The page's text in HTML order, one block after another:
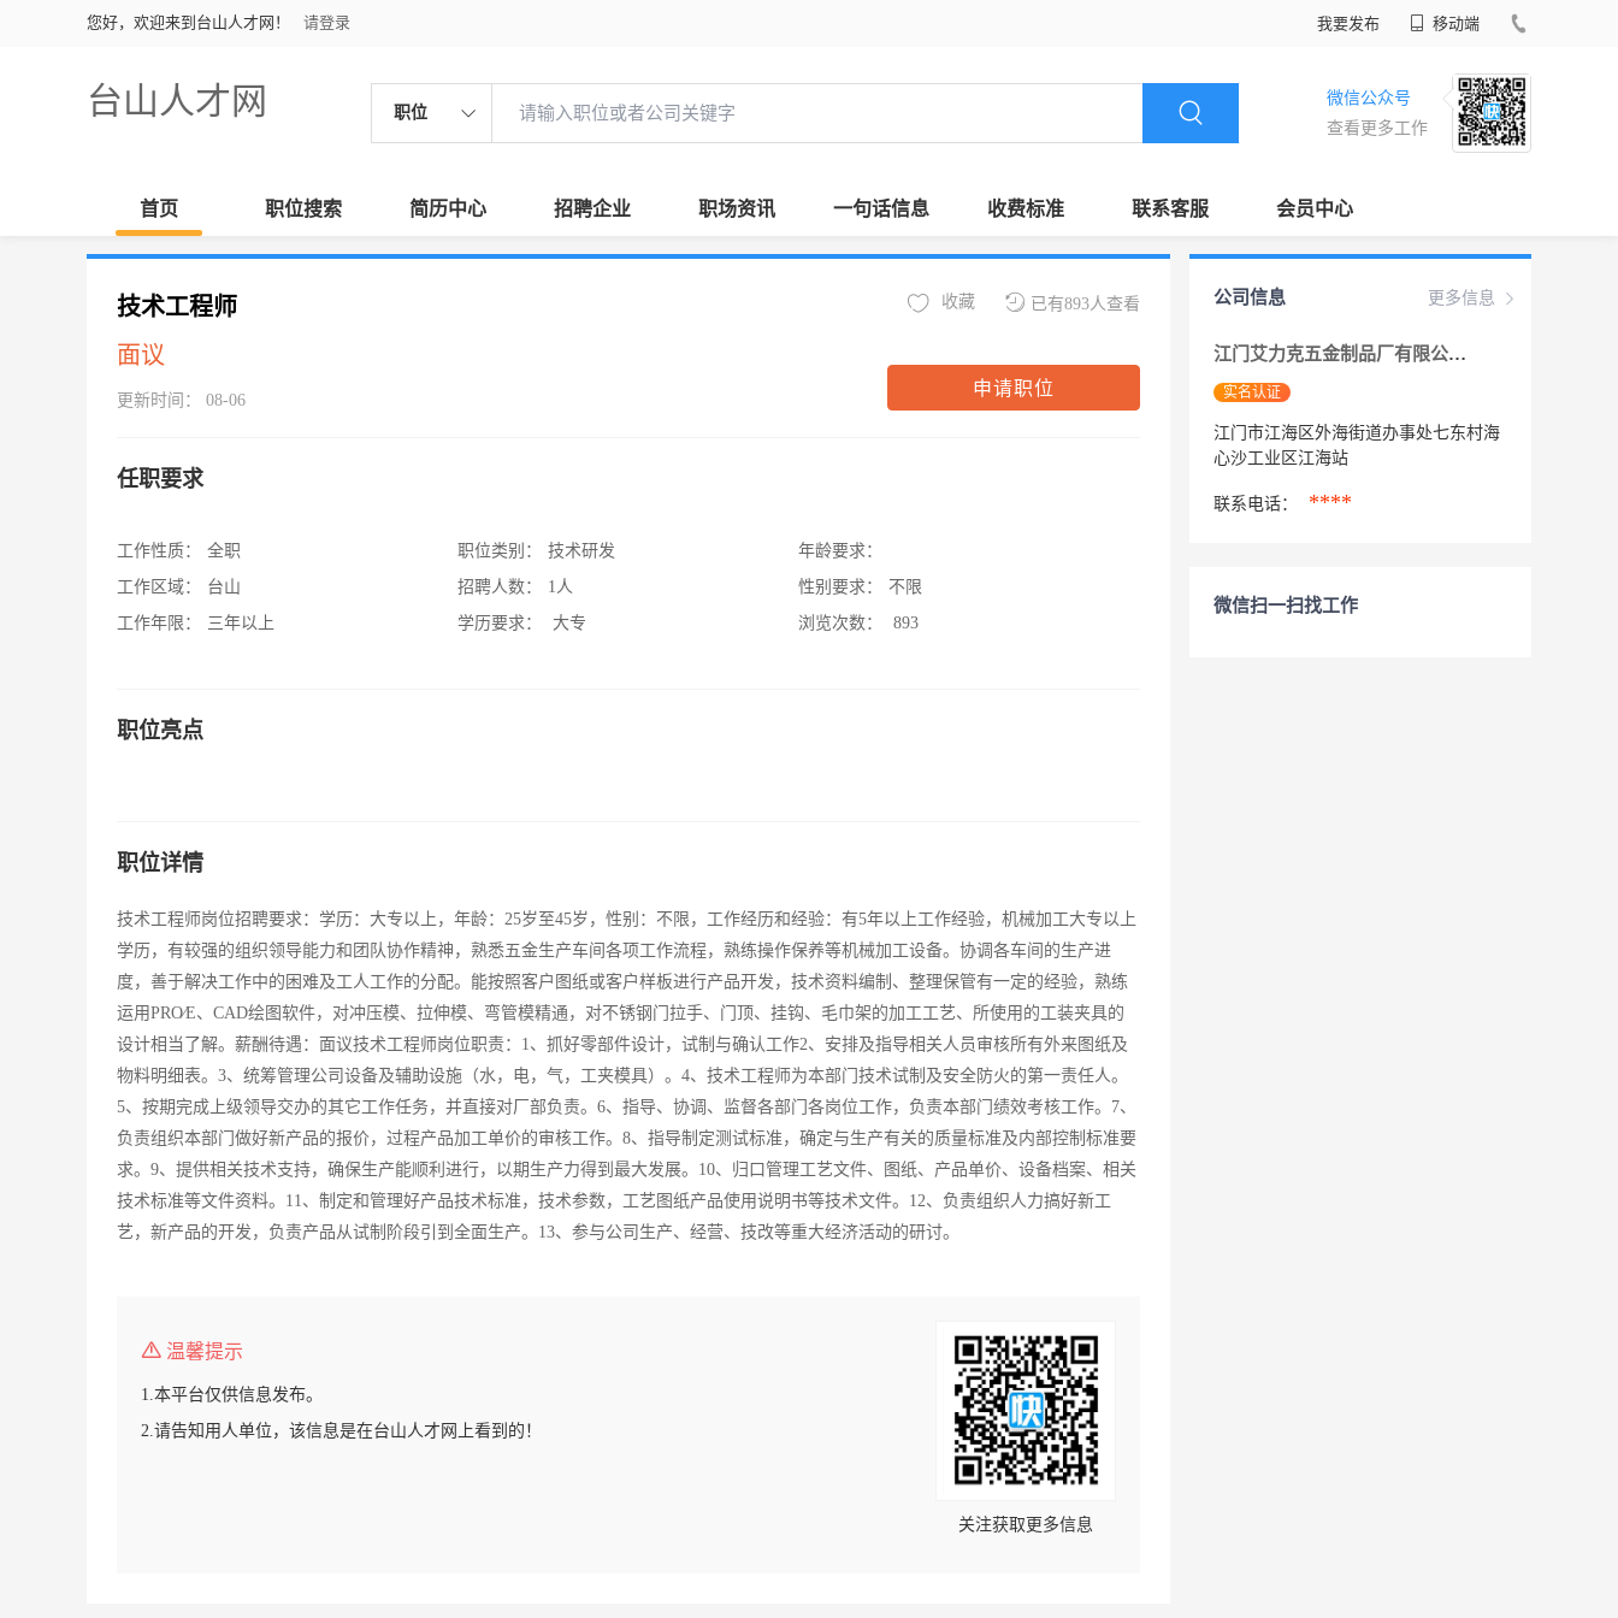
您好，欢迎来到台山人才网！ 请登录 我要发布 移动端
台山人才网 职位
微信公众号
查看更多工作
首页 职位搜索 简历中心 招聘企业 职场资讯 一句话信息 收费标准 联系客服 会员中心
技术工程师
面议
更新时间： 08-06
已有893人查看
收藏
申请职位
任职要求
工作性质：
全职
工作区域：
台山
工作年限：
三年以上
职位类别：
技术研发
招聘人数：
1人
学历要求：
大专
年龄要求：
性别要求：
不限
浏览次数：
893
职位亮点
职位详情
技术工程师岗位招聘要求：学历：大专以上，年龄：25岁至45岁，性别：不限，工作经历和经验：有5年以上工作经验，机械加工大专以上
学历，有较强的组织领导能力和团队协作精神，熟悉五金生产车间各项工作流程，熟练操作保养等机械加工设备。协调各车间的生产进
度，善于解决工作中的困难及工人工作的分配。能按照客户图纸或客户样板进行产品开发，技术资料编制、整理保管有一定的经验，熟练
运用PRO∕E、CAD绘图软件，对冲压模、拉伸模、弯管模精通，对不锈钢门拉手、门顶、挂钩、毛巾架的加工工艺、所使用的工装夹具的
设计相当了解。薪酬待遇：面议技术工程师岗位职责：1、抓好零部件设计，试制与确认工作2、安排及指导相关人员审核所有外来图纸及
物料明细表。3、统筹管理公司设备及辅助设施（水，电，气，工夹模具）。4、技术工程师为本部门技术试制及安全防火的第一责任人。
5、按期完成上级领导交办的其它工作任务，并直接对厂部负责。6、指导、协调、监督各部门各岗位工作，负责本部门绩效考核工作。7、
负责组织本部门做好新产品的报价，过程产品加工单价的审核工作。8、指导制定测试标准，确定与生产有关的质量标准及内部控制标准要
求。9、提供相关技术支持，确保生产能顺利进行，以期生产力得到最大发展。10、归口管理工艺文件、图纸、产品单价、设备档案、相关
技术标准等文件资料。11、制定和管理好产品技术标准，技术参数，工艺图纸产品使用说明书等技术文件。12、负责组织人力搞好新工
艺，新产品的开发，负责产品从试制阶段引到全面生产。13、参与公司生产、经营、技改等重大经济活动的研讨。
温馨提示
1.本平台仅供信息发布。
2.请告知用人单位，该信息是在台山人才网上看到的！
关注获取更多信息
更多信息
公司信息
江门艾力克五金制品厂有限公司
实名认证
江门市江海区外海街道办事处七东村海
心沙工业区江海站
联系电话： ****
微信扫一扫找工作